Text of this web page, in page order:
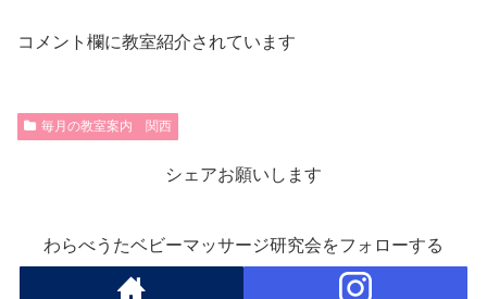
コメント欄に教室紹介されています
毎月の教室案内 関西
シェアお願いします
わらべうたベビーマッサージ研究会をフォローする